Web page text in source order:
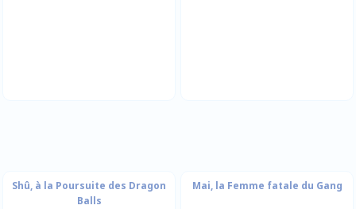
Shû, à la Poursuite des Dragon
Balls
Mai, la Femme fatale du Gang